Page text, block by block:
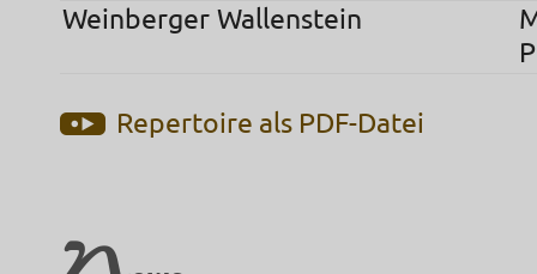
Weinberger Wallenstein
Repertoire als PDF-Datei